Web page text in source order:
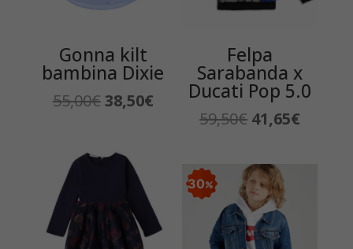
Gonna kilt
bambina Dixie
55,00€Il
era:
55,00€.
38,50€Il
prezzo
38,50€.
Felpa
Sarabanda x
Ducati Pop 5.0
59,50€ Il
originale
era:
59,50€.
41,65€
30